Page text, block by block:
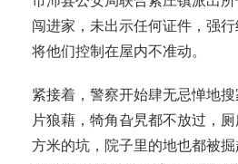
闯进家，未出示任何证件，强
将他们控制在屋内不准动。
紧接着，警察开始肆无忌惮地
片狼藉，犄角旮旯都不放过，
方米的坑，院子里的地也都被